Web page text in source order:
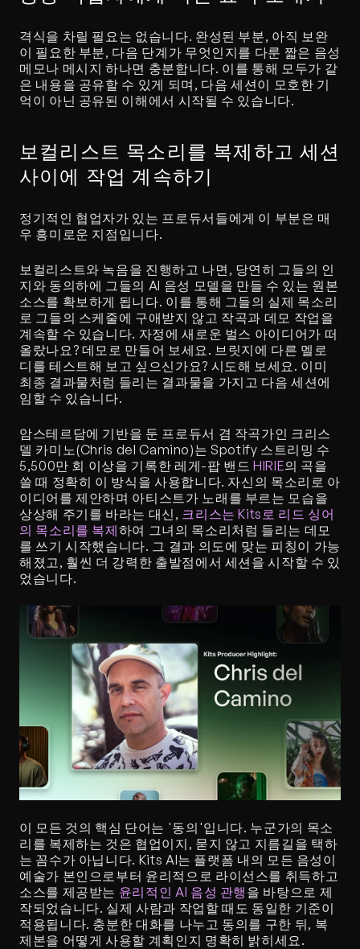
격식을 차릴 필요는 없습니다. 완성된 부분, 아직 보완
이 필요한 부분, 다음 단계가 무엇인지를 다룬 짧은 음성
메모나 메시지 하나면 충분합니다. 이를 통해 모두가 같
은 내용을 공유할 수 있게 되며, 다음 세션이 모호한 기
억이 아닌 공유된 이해에서 시작될 수 있습니다.
보컬리스트 목소리를 복제하고 세션
사이에 작업 계속하기
정기적인 협업자가 있는 프로듀서들에게 이 부분은 매
우 흥미로운 지점입니다.
보컬리스트와 녹음을 진행하고 나면, 당연히 그들의 인
지와 동의하에 그들의 AI 음성 모델을 만들 수 있는 원본
소스를 확보하게 됩니다. 이를 통해 그들의 실제 목소리
로 그들의 스케줄에 구애받지 않고 작곡과 데모 작업을
계속할 수 있습니다. 자정에 새로운 벌스 아이디어가 떠
올랐나요? 데모로 만들어 보세요. 브릿지에 다른 멜로
디를 테스트해 보고 싶으신가요? 시도해 보세요. 이미
최종 결과물처럼 들리는 결과물을 가지고 다음 세션에
임할 수 있습니다.
암스테르담에 기반을 둔 프로듀서 겸 작곡가인 크리스
델 카미노(Chris del Camino)는 Spotify 스트리밍 수
5,500만 회 이상을 기록한 레게-팝 밴드 HIRIE의 곡을
쓸 때 정확히 이 방식을 사용합니다. 자신의 목소리로 아
이디어를 제안하며 아티스트가 노래를 부르는 모습을
상상해 주기를 바라는 대신, 크리스는 Kits로 리드 싱어
의 목소리를 복제하여 그녀의 목소리처럼 들리는 데모
를 쓰기 시작했습니다. 그 결과 의도에 맞는 피칭이 가능
해졌고, 훨씬 더 강력한 출발점에서 세션을 시작할 수 있
었습니다.
이 모든 것의 핵심 단어는 '동의'입니다. 누군가의 목소
리를 복제하는 것은 협업이지, 묻지 않고 지름길을 택하
는 꼼수가 아닙니다. Kits AI는 플랫폼 내의 모든 음성이
예술가 본인으로부터 윤리적으로 라이선스를 취득하고
소스를 제공받는 윤리적인 AI 음성 관행 을 바탕으로 제
작되었습니다. 실제 사람과 작업할 때도 동일한 기준이
적용됩니다. 충분한 대화를 나누고 동의를 구한 뒤, 복
제본을 어떻게 사용할 계획인지 명확히 밝히세요.